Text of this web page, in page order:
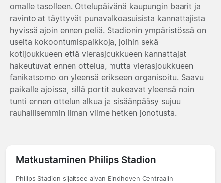
omalle tasolleen. Ottelupäivänä kaupungin baarit ja
ravintolat täyttyvät punavalkoasuisista kannattajista
hyvissä ajoin ennen peliä. Stadionin ympäristössä on
useita kokoontumispaikkoja, joihin sekä
kotijoukkueen että vierasjoukkueen kannattajat
hakeutuvat ennen ottelua, mutta vierasjoukkueen
fanikatsomo on yleensä erikseen organisoitu. Saavu
paikalle ajoissa, sillä portit aukeavat yleensä noin
tunti ennen ottelun alkua ja sisäänpääsy sujuu
rauhallisemmin ilman viime hetken jonotusta.
Matkustaminen Philips Stadion
Philips Stadion sijaitsee aivan Eindhoven Centraalin